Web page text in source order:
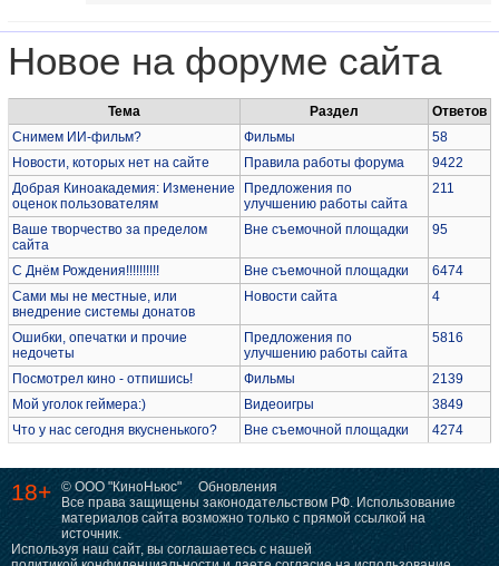
Новое на форуме сайта
Тема Раздел
Ответов
Снимем ИИ-фильм?
Фильмы
58
Новости, которых нет на сайте
Правила работы форума
9422
Добрая Киноакадемия: Изменение
оценок пользователям
Предложения по
улучшению работы сайта
211
Ваше творчество за пределом
сайта
Вне съемочной площадки 95
С Днём Рождения!!!!!!!!!! Вне съемочной площадки
6474
Сами мы не местные, или
внедрение системы донатов
Новости сайта 4
Ошибки, опечатки и прочие
недочеты
Предложения по
улучшению работы сайта
5816
Посмотрел кино - отпишись! Фильмы
2139
Мой уголок геймера:)
Видеоигры
3849
Что у нас сегодня вкусненького?
Вне съемочной площадки 4274
18+ © ООО "КиноНьюс"
Обновления
Все права защищены законодательством РФ. Использование
материалов сайта возможно только с прямой ссылкой на
источник.
Используя наш сайт, вы соглашаетесь с нашей